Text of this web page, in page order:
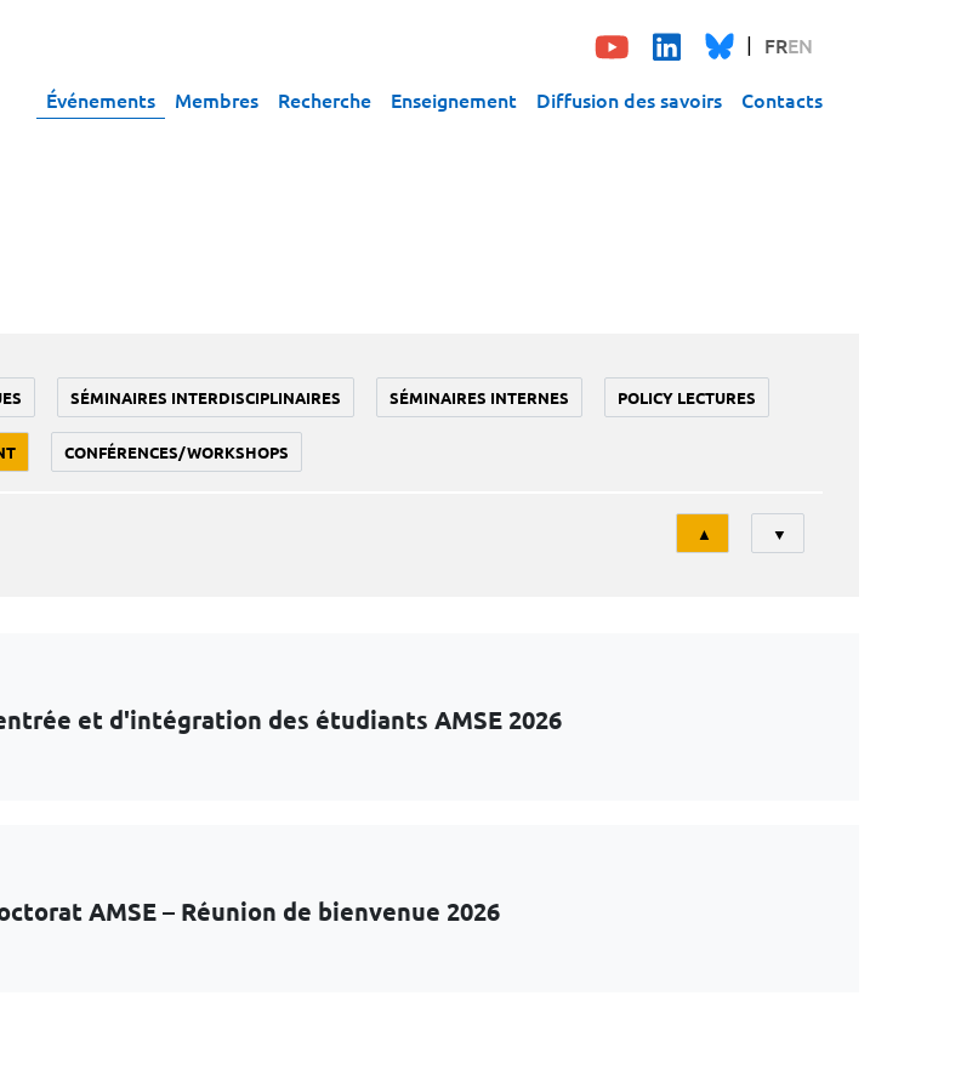
FREN
Événements Membres Recherche Enseignement Diffusion des savoirs Contacts
SÉMINAIRES INTERDISCIPLINAIRES SÉMINAIRES INTERNES POLICY LECTURES
CONFÉRENCES/WORKSHOPS
Tri
▲ ▼
et d'intégration des étudiants AMSE 2026
AMSE – Réunion de bienvenue 2026